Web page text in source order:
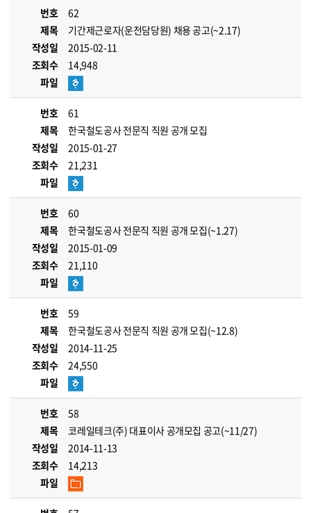
번호
62
제목
기간제근로자(운전담당원) 채용 공고(~2.17)
작성일
2015-02-11
조회수
14,948
파일
번호
61
제목
한국철도공사 전문직 직원 공개 모집
작성일
2015-01-27
조회수
21,231
파일
번호
60
제목
한국철도공사 전문직 직원 공개 모집(~1.27)
작성일
2015-01-09
조회수
21,110
파일
번호
59
제목
한국철도공사 전문직 직원 공개 모집(~12.8)
작성일
2014-11-25
조회수
24,550
파일
번호
58
제목
코레일테크(주) 대표이사 공개모집 공고(~11/27)
작성일
2014-11-13
조회수
14,213
파일